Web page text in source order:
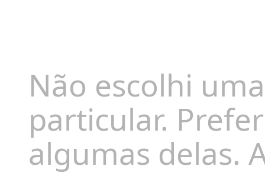
Não escolhi
particular.
algumas delas.